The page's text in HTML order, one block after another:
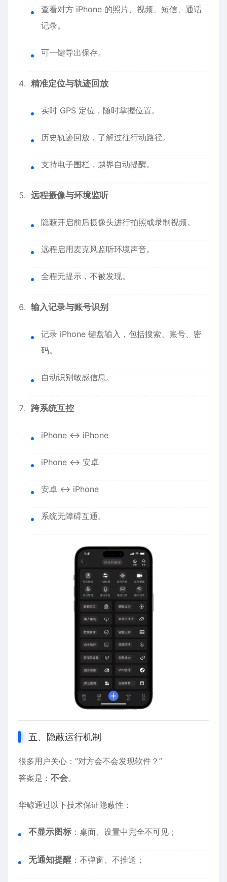
查看对方 iPhone 的照片、视频、短信、通话
记录。
可一键导出保存。
精准定位与轨迹回放
实时 GPS 定位，随时掌握位置。
历史轨迹回放，了解过往行动路径。
支持电子围栏，越界自动提醒。
远程摄像与环境监听
隐蔽开启前后摄像头进行拍照或录制视频。
远程启用麦克风监听环境声音。
全程无提示，不被发现。
输入记录与账号识别
记录 iPhone 键盘输入，包括搜索、账号、密
码。
自动识别敏感信息。
跨系统互控
iPhone ↔ iPhone
iPhone ↔ 安卓
安卓 ↔ iPhone
系统无障碍互通。
五、隐蔽运行机制
很多用户关心：“对方会不会发现软件？”
答案是： 不会。
华鲸通过以下技术保证隐蔽性：
不显示图标 ：桌面、设置中完全不可见；
无通知提醒 ：不弹窗、不推送；